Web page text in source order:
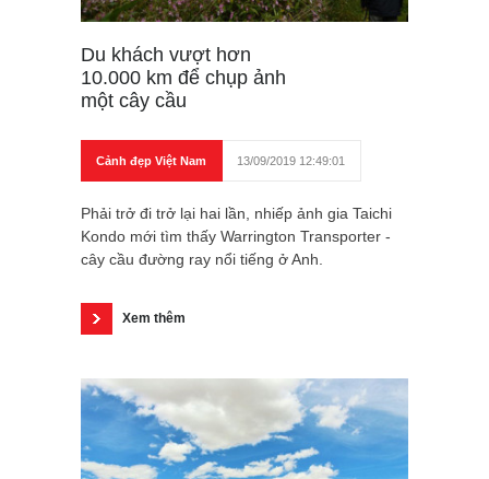
Du khách vượt hơn
10.000 km để chụp ảnh
một cây cầu
Cảnh đẹp Việt Nam 13/09/2019 12:49:01
Phải trở đi trở lại hai lần, nhiếp ảnh gia Taichi
Kondo mới tìm thấy Warrington Transporter -
cây cầu đường ray nổi tiếng ở Anh.
Xem thêm